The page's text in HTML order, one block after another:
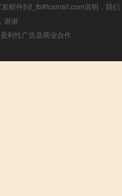
邮件到f_fb#foxmail.com说明，我们
谢谢
利性广告及商业合作